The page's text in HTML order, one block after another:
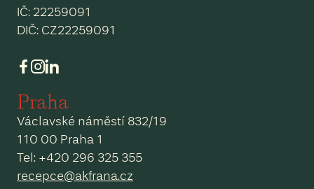
IČ: 22259091
DIČ: CZ22259091
Praha
Václavské náměstí 832/19
110 00 Praha 1
Tel: +420 296 325 355
recepce@akfrana.cz